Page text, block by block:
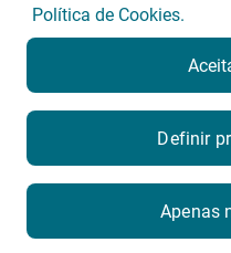
Termos e
Portal
Política de Cookies.
Definir
Apenas